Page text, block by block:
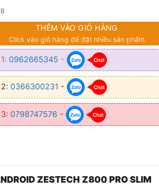
IPS FullHD – cường lực 2.5D.
CoretexTM-A7MP.
600MHz
THÊM VÀO GIỎ HÀNG
Click vào giỏ hàng để đặt nhiều sản phẩm
0962665345 -
0366300231 -
0798747576 -
ZESTECH Z800 PRO SLIM